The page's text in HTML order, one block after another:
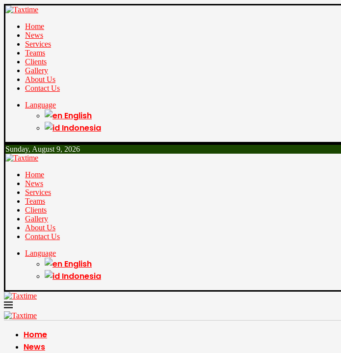
Home
News
Services
Teams
Clients
Gallery
About Us
Contact Us
Language
English
Indonesia
Sunday, August 9, 2026
Home
News
Services
Teams
Clients
Gallery
About Us
Contact Us
Language
English
Indonesia
Home
News